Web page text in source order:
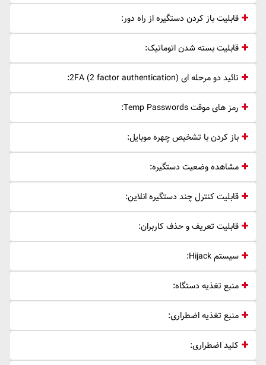
قابلیت باز کردن دستگیره از راه دور:
قابلیت بسته شدن اتوماتیک:
تائید دو مرحله ای 2FA (2 factor authentication):
رمز های موقت Temp Passwords:
باز کردن با تشخیص چهره موبایل:
مشاهده وضعیت دستگیره:
قابلیت کنترل چند دستگیره انلاین:
قابلیت تعریف و حذف کاربران:
سیستم Hijack:
منبع تغذیه دستگاه:
منبع تغذیه اضطراری:
کلید اضطراری: